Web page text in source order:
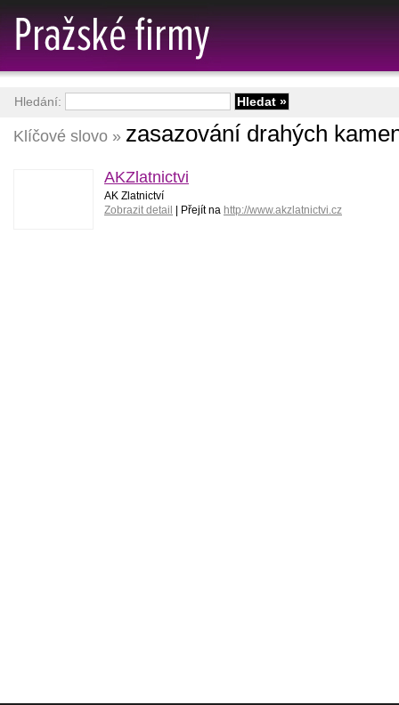
Klíčové slovo » zasazování drahých
AKZlatnictvi
AK Zlatnictví
Zobrazit detail
| Přejít na http://www.akzlatnictvi.cz
Hledání: